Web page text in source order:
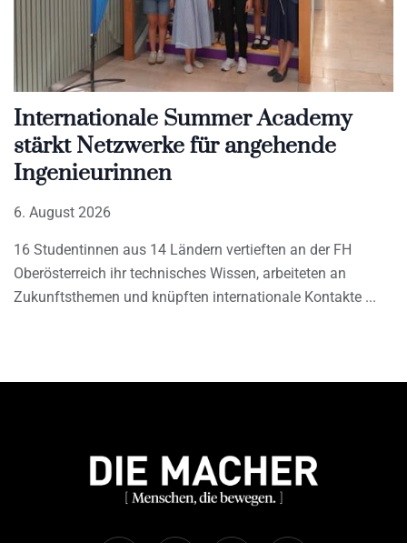
Internationale Summer Academy
stärkt Netzwerke für angehende
Ingenieurinnen
6. August 2026
16 Studentinnen aus 14 Ländern vertieften an der FH
Oberösterreich ihr technisches Wissen, arbeiteten an
Zukunftsthemen und knüpften internationale Kontakte